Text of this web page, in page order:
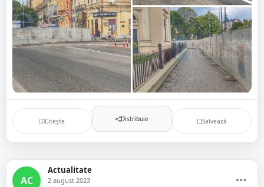
Citește Distribuie Salvează
AC
Actualitate
2 august 2023